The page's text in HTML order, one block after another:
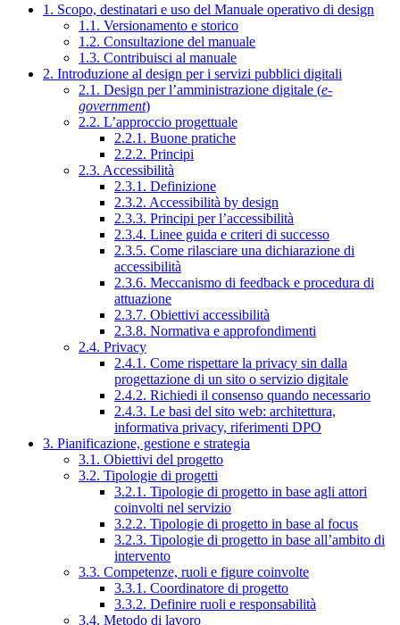
1. Scopo, destinatari e uso del Manuale operativo di design
1.1. Versionamento e storico
1.2. Consultazione del manuale
1.3. Contribuisci al manuale
2. Introduzione al design per i servizi pubblici digitali
2.1. Design per l’amministrazione digitale (e-
government)
2.2. L’approccio progettuale
2.2.1. Buone pratiche
2.2.2. Principi
2.3. Accessibilità
2.3.1. Definizione
2.3.2. Accessibilità by design
2.3.3. Principi per l’accessibilità
2.3.4. Linee guida e criteri di successo
2.3.5. Come rilasciare una dichiarazione di
accessibilità
2.3.6. Meccanismo di feedback e procedura di
attuazione
2.3.7. Obiettivi accessibilità
2.3.8. Normativa e approfondimenti
2.4. Privacy
2.4.1. Come rispettare la privacy sin dalla
progettazione di un sito o servizio digitale
2.4.2. Richiedi il consenso quando necessario
2.4.3. Le basi del sito web: architettura,
informativa privacy, riferimenti DPO
3. Pianificazione, gestione e strategia
3.1. Obiettivi del progetto
3.2. Tipologie di progetti
3.2.1. Tipologie di progetto in base agli attori
coinvolti nel servizio
3.2.2. Tipologie di progetto in base al focus
3.2.3. Tipologie di progetto in base all’ambito di
intervento
3.3. Competenze, ruoli e figure coinvolte
3.3.1. Coordinatore di progetto
3.3.2. Definire ruoli e responsabilità
3.4. Metodo di lavoro